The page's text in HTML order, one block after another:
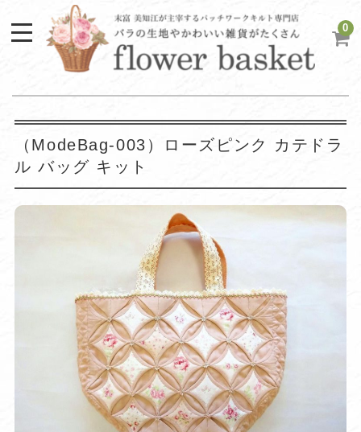
0
（ModeBag-003）ローズピンク カテドラ
ル バッグ キット